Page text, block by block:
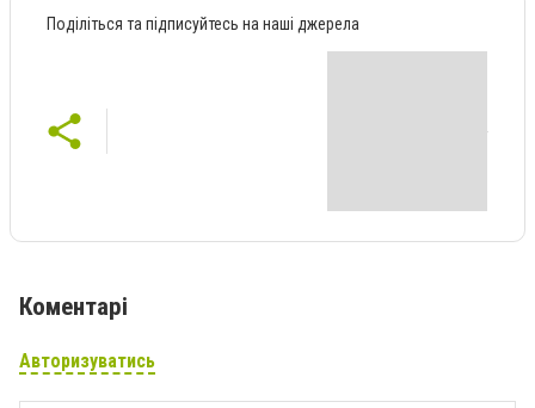
Поділіться та підписуйтесь на наші джерела
Коментарі
Авторизуватись